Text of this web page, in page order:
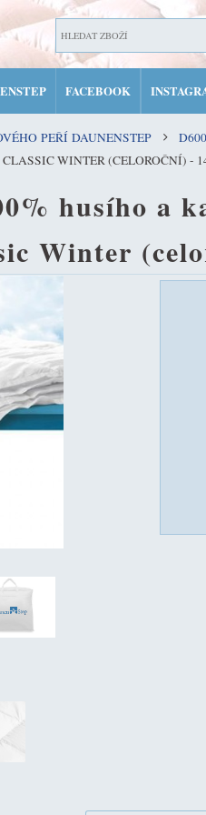
FACEBOOK
PEŘÍ DAUNENSTEP
WINTER (CELOROČNÍ) -
husího a
Winter